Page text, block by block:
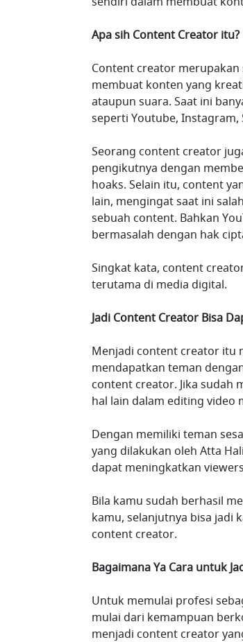
Apa sih Content Creator itu?
Content creator
membuat konten yang
ataupun suara. Saat ini
seperti Youtube, Instagram,
Seorang content creator
pengikutnya dengan
hoaks. Selain itu, content
lain, mengingat saat ini
sebuah content. Bahkan
bermasalah dengan hak
Singkat kata, content
terutama di media digital.
Jadi Content Creator Bisa
Menjadi content creator itu
mendapatkan teman
content creator. Jika sudah
hal lain dalam editing video
Dengan memiliki teman
yang dilakukan oleh Atta
dapat meningkatkan
Bila kamu sudah berhasil
kamu, selanjutnya bisa jadi
content creator.
Bagaimana Ya Cara untuk
Untuk memulai profesi
mulai dari kemampuan
menjadi content creator